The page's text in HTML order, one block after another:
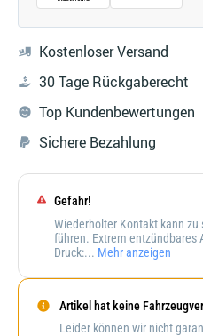
Kostenloser Versand
30 Tage Rückgaberecht
Top Kundenbewertungen
Sichere Bezahlung
Gefahr!
Wiederholter Kontakt kann
führen. Extrem entzündbares
Druck:... Mehr anzeigen
Darstellung
Artikel hat keine
Leider können wir nicht